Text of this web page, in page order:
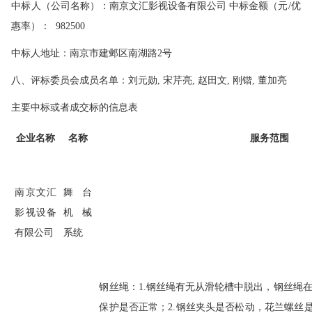
中标人（公司名称）：南京文汇影视设备有限公司 中标金额（元/优
惠率）：
982500
中标人地址：南京市建邺区南湖路2号
八、评标委员会成员名单：刘元勋,宋芹亮, 赵田文, 刚锴,董加亮
主要中标或者成交标的信息表
企业名称 名称 服务范围
南京文汇
影视设备
有限公司
舞台
机械
系统
钢丝绳： 1.钢丝绳有无从滑轮槽中脱出，钢丝绳
保护是否正常；2.钢丝夹头是否松动，花兰螺丝